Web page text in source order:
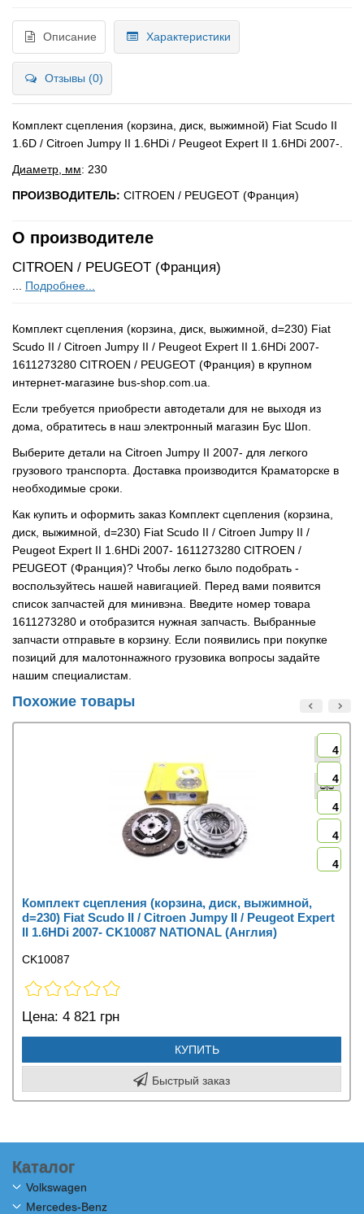
Описание Характеристики
Отзывы (0)
Комплект сцепления (корзина, диск, выжимной) Fiat Scudo II
1.6D / Citroen Jumpy II 1.6HDi / Peugeot Expert II 1.6HDi 2007-.
Диаметр, мм: 230
ПРОИЗВОДИТЕЛЬ: CITROEN / PEUGEOT (Франция)
О производителе
CITROEN / PEUGEOT (Франция)
Подробнее...
Комплект сцепления (корзина, диск, выжимной, d=230) Fiat
Scudo II / Citroen Jumpy II / Peugeot Expert II 1.6HDi 2007-
1611273280 CITROEN / PEUGEOT (Франция) в крупном
интернет-магазине bus-shop.com.ua.
Если требуется приобрести автодетали для не выходя из
дома, обратитесь в наш электронный магазин Бус Шоп.
Выберите детали на Citroen Jumpy II 2007- для легкого
грузового транспорта. Доставка производится Краматорске в
необходимые сроки.
Как купить и оформить заказ Комплект сцепления (корзина,
диск, выжимной, d=230) Fiat Scudo II / Citroen Jumpy II /
Peugeot Expert II 1.6HDi 2007- 1611273280 CITROEN /
PEUGEOT (Франция)? Чтобы легко было подобрать -
воспользуйтесь нашей навигацией. Перед вами появится
список запчастей для минивэна. Введите номер товара
1611273280 и отобразится нужная запчасть. Выбранные
запчасти отправьте в корзину. Если появились при покупке
позиций для малотоннажного грузовика вопросы задайте
нашим специалистам.
Похожие товары
4
4
4
4
4
Комплект сцепления (корзина, диск, выжимной,
d=230) Fiat Scudo II / Citroen Jumpy II / Peugeot Expert
II 1.6HDi 2007- CK10087 NATIONAL (Англия)
CK10087
Цена: 4 821 грн
КУПИТЬ
Быстрый заказ
Каталог
Volkswagen
Mercedes-Benz